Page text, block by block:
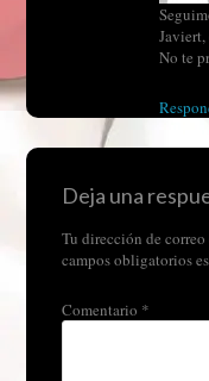
No te
Deja una
Tu dirección de
campos obligatorios
Comentario *